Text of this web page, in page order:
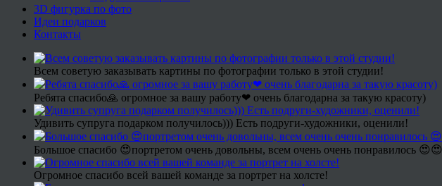
3D фигурка по фото
Идеи подарков
Контакты
Всем советую заказывать картины по фотографии только в этой студии!
Ребята спасибо🙏 огромное за вашу работу❤ очень благодарна за такую красоту)
Удивить супруга подарком получилось))) Есть подруги-художники, оценили!
Большое спасибо 😍портретом очень довольны, всем очень очень понравилось 😍😍
Огромное спасибо всей вашей команде за портрет на холсте!